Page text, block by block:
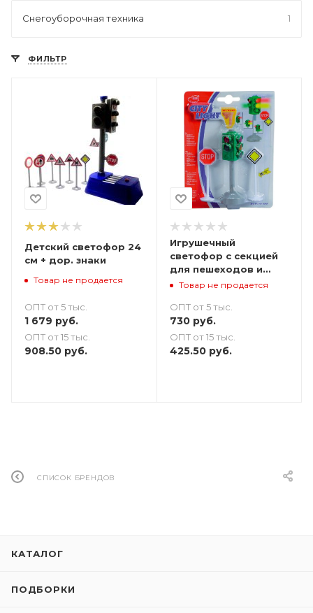
Снегоуборочная техника 1
ФИЛЬТР
Детский светофор 24
см + дор. знаки
Товар не продается
ОПТ от 5 тыс.
1 679 руб.
ОПТ от 15 тыс.
908.50 руб.
Игрушечный
светофор с секцией
для пешеходов и
дор. знаками
Товар не продается
ОПТ от 5 тыс.
730руб.
ОПТ от 15 тыс.
425.50руб.
СПИСОК БРЕНДОВ
КАТАЛОГ
ПОДБОРКИ